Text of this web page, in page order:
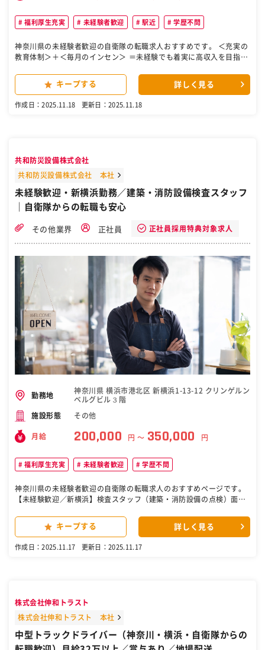
福利厚生充実 未経験者歓迎 駅近 学歴不問
神奈川県の未経験者歓迎の自衛隊の転職求人おすすめです。 ＜充実の
教育体制＞＋＜毎月のインセン＞ ＝未経験でも着実に高収入を目指せ
場を探している』 そんな気持ちがある方なら、 当社できっと大きく羽
ばたけるはずです！ ■需要増加中！大注目のエネルギー事業 ■チーム
り！ ■20代メインの活気あふれる会社！ ★*…━━━━━━━━━━
ーチ └電話や資料送付など ■コスト削減に関する悩みをヒアリング
■お問い合わせいただいたお客様を訪問 └ランニングコストや快適性
も営業のプロに！充実の研修制度／ まずは独自マニュアルやトークス
クリプトで 仕事の流れを身に着けていきます。 実践できるようになる
行したり、 あなたが獲得したお客様との席に 立ち会ってもらったり
で支え合うため、 先輩のフォローで受注できることも！ 入社直後から
インセンが発生しやすくなります！ ※インセンは3人で分割 ＜研修後
＞ リーダーと2人体制になり、 経験を積んでいきます。 インセンも2
人で分割するので、 1件あたりの金額がUPします！ ＜ひとり立ち＞
ひと通りの仕事をマスターしたら、 1人で契約を取りに行きます。 イ
ンセンは全額あなたのもの！ ▼ できることが増えていくほど、 どん
どん稼げる仕組みです！ 「やると決めたらやる！」 そんなアツイ想い
があるなら、 私たちは全力でバックアップします！ ★*…━━━━━
━━━━━━━━━━━━…*★ ＼”電話1日100件”で年収600万円が
叶う／ 当社のインセンティブ制度なら、 1ヶ月8件の受注で月収50万
円を達成可能！ 目安は1日100件の電話、1ヶ月で20アポ獲得。 「10
間程度です。 法人営業とは違い取り次ぎが発生しないので 意外とサク
サク進みますよ◎ ＼個人向け営業（BtoC）ならではのやりがい／ ■
業界・業種未経験でも活躍できる！ 折衝経験や企画力が必要な法人営
業とは違い 「人としての魅力」が武器になる世界です。 実際に、接
客・販売経験のある先輩が 多数活躍しています◎ ■「ありがとう」を
たくさんもらえる 一人ひとりのお客様に寄り添い、 最適なご提案を行
てよかった」という 嬉しい言葉をいただけることも。 大きなモチベー
ションになります◎ ［自衛隊・転職・求人］
キープする 詳しく見る
作成日：2025.11.18 更新日：2025.11.18
共和防災設備株式会社
共和防災設備株式会社 本社
未経験歓迎・新横浜勤務／建築・消防設備検査スタッフ
｜自衛隊からの転職も安心
その他業界 正社員 正社員採用特典対象求人
勤務地
神奈川県 横浜市港北区 新横浜1-13-12 クリンゲルン
ベルグビル３階
施設形態 その他
月給 200,000 円 〜 350,000 円
福利厚生充実 未経験者歓迎 学歴不問
神奈川県の未経験者歓迎の自衛隊の転職求人のおすすめページです。
【未経験歓迎／新横浜】検査スタッフ（建築・消防設備の点検）面接
コツコツワーク／国家資格も取れる！支援制度＆手当が充実／週休二
日制（平日・日曜・祝日）／GW・年末年始はしっかりお休み！（24
ない仕事～ ■業務内容： 消防用設備や建築設備等の定期点検、消防用
項目に沿ってチェックする仕事のため、力仕事はありません。 ※PC
での報告書作成業務がありますが、フォーマットに沿った非常に簡単
基づく設備検査業務全般 ・非常照明、バッテリー、外壁の破損等の確
キープする 詳しく見る
作成日：2025.11.17 更新日：2025.11.17
株式会社伸和トラスト
株式会社伸和トラスト 本社
中型トラックドライバー（神奈川・横浜・自衛隊からの